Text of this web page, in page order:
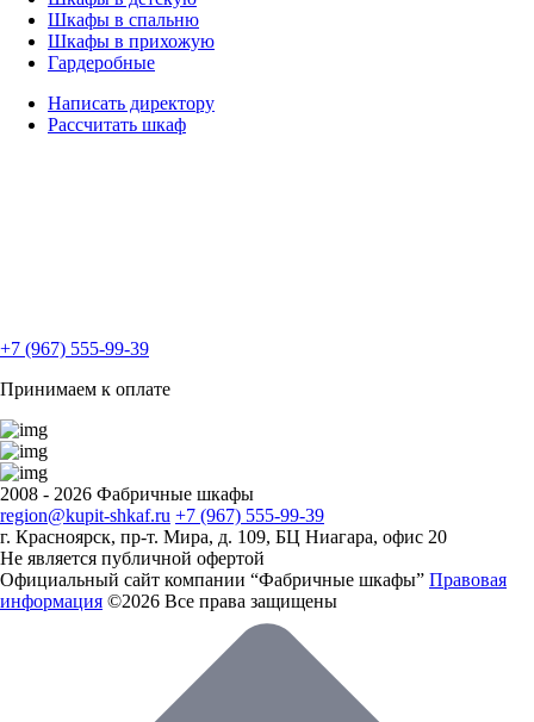
Шкафы в спальню
Шкафы в прихожую
Гардеробные
Написать директору
Рассчитать шкаф
+7 (967) 555-99-39
Принимаем к оплате
2008 - 2026 Фабричные шкафы
region@kupit-shkaf.ru +7 (967) 555-99-39
г. Красноярск, пр-т. Мира, д. 109, БЦ Ниагара, офис 20
Не является публичной офертой
Официальный сайт компании “Фабричные шкафы” Правовая
информация ©2026 Все права защищены